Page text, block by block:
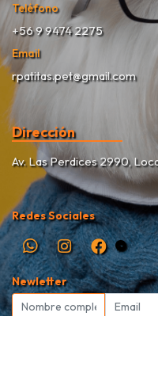
Teléfono
+56 9 9474 2275
Email
rpatitas.pet@gmail.com
Dirección
Av. Las Perdices 2990,
Redes Sociales
Newletter